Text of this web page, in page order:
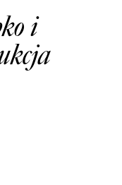
i